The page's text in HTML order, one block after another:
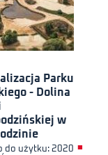
Parku
- Dolina
w
do użytku: 2020 ■